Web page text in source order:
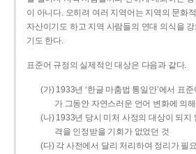
이 아니다. 오히려 여러 지역어는 지역의 문화
자산이기도 하고 지역 사람들의 연대 의식을
기도 한다.
표준어 규정의 실제적인 대상은 다음과 같다.
(가) 1933년 ‘한글 마춤법 통일안’에서 표
가 그동안 자연스러운 언어 변화에 의
(나) 1933년 당시 미처 사정의 대상이 되지
격을 인정받을 기회가 없었던 것
(다) 각 사전에서 달리 처리하여 정리가 필